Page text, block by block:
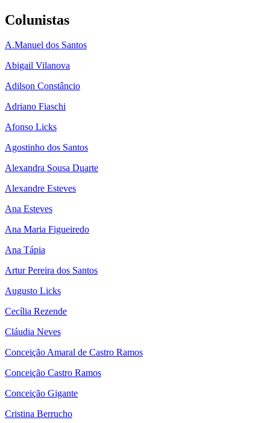
Colunistas
A.Manuel dos Santos
Abigail Vilanova
Adilson Constâncio
Adriano Fiaschi
Afonso Licks
Agostinho dos Santos
Alexandra Sousa Duarte
Alexandre Esteves
Ana Esteves
Ana Maria Figueiredo
Ana Tápia
Artur Pereira dos Santos
Augusto Licks
Cecília Rezende
Cláudia Neves
Conceição Amaral de Castro Ramos
Conceição Castro Ramos
Conceição Gigante
Cristina Berrucho